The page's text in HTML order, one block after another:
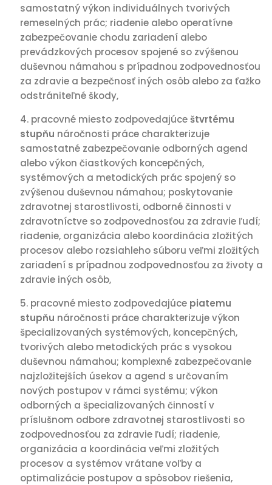
samostatný výkon individuálnych tvorivých
remeselných prác; riadenie alebo operatívne
zabezpečovanie chodu zariadení alebo
prevádzkových procesov spojené so zvýšenou
duševnou námahou s prípadnou zodpovednosťou
za zdravie a bezpečnosť iných osôb alebo za ťažko
odstrániteľné škody,
pracovné miesto zodpovedajúceštvrtému
stupňu náročnosti práce charakterizuje
samostatné zabezpečovanie odborných agend
alebo výkon čiastkových koncepčných,
systémových a metodických prác spojený so
zvýšenou duševnou námahou; poskytovanie
zdravotnej starostlivosti, odborné činnosti v
zdravotníctve so zodpovednosťou za zdravie ľudí;
riadenie, organizácia alebo koordinácia zložitých
procesov alebo rozsiahleho súboru veľmi zložitých
zariadení s prípadnou zodpovednosťou za životy a
zdravie iných osôb,
pracovné miesto zodpovedajúce piatemu
stupňu náročnosti práce charakterizuje výkon
špecializovaných systémových, koncepčných,
tvorivých alebo metodických prác s vysokou
duševnou námahou; komplexné zabezpečovanie
najzložitejších úsekov a agend s určovaním
nových postupov v rámci systému; výkon
odborných a špecializovaných činností v
príslušnom odbore zdravotnej starostlivosti so
zodpovednosťou za zdravie ľudí; riadenie,
organizácia a koordinácia veľmi zložitých
procesov a systémov vrátane voľby a
optimalizácie postupov a spôsobov riešenia,